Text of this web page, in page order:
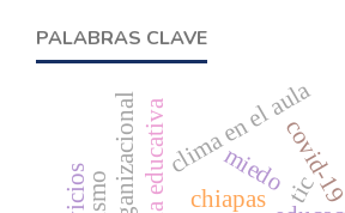
PALABRAS CLAVE
covid-19
clima en el aula
tic
miedo
chiapas